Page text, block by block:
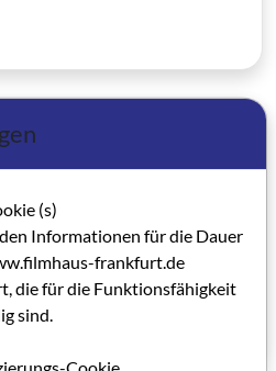
Seminar „Professionelle
(s)
Informationen für die Dauer
frankfurt.de
die für die Funktionsfähigkeit
sind.